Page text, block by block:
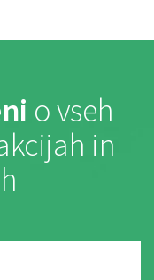
o vseh
in